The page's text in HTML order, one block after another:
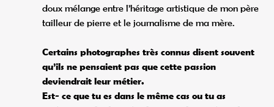
doux mélange entre l’héritage artistique de mon père
tailleur de pierre et le journalisme de ma mère.
Certains photographes très connus disent souvent
qu’ils ne pensaient pas que cette passion
deviendrait leur métier.
Est- ce que tu es dans le même cas ou tu as